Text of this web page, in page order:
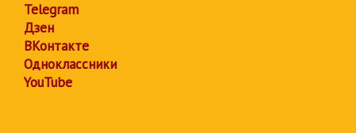
Telegram
Дзен
ВКонтакте
Одноклассники
YouTube